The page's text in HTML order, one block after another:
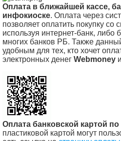
Оплата в ближайшей кассе,
инфокиоске. Оплата через
позволяет оплатить покупку со
используя интернет-банк, либо
многих банков РБ. Также
удобным для тех, кто хочет
электронных денег Webmoney
Оплата банковской картой по
пластиковой картой могут